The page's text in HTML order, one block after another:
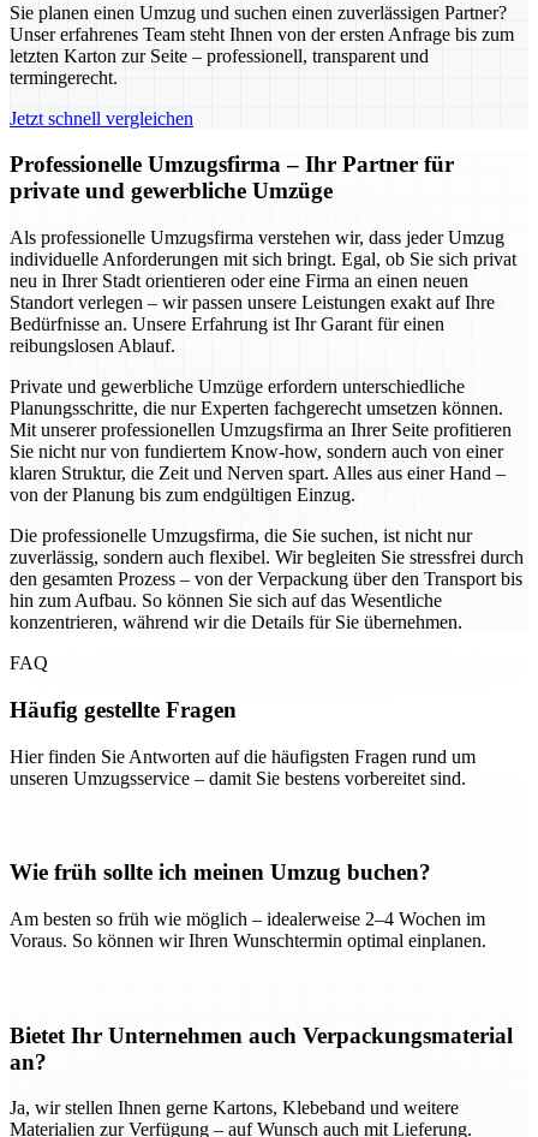
Sie planen einen Umzug und suchen einen zuverlässigen Partner?
Unser erfahrenes Team steht Ihnen von der ersten Anfrage bis zum
letzten Karton zur Seite – professionell, transparent und
termingerecht.
Jetzt schnell vergleichen
Professionelle Umzugsfirma – Ihr Partner für
private und gewerbliche Umzüge
Als professionelle Umzugsfirma verstehen wir, dass jeder Umzug
individuelle Anforderungen mit sich bringt. Egal, ob Sie sich privat
neu in Ihrer Stadt orientieren oder eine Firma an einen neuen
Standort verlegen – wir passen unsere Leistungen exakt auf Ihre
Bedürfnisse an. Unsere Erfahrung ist Ihr Garant für einen
reibungslosen Ablauf.
Private und gewerbliche Umzüge erfordern unterschiedliche
Planungsschritte, die nur Experten fachgerecht umsetzen können.
Mit unserer professionellen Umzugsfirma an Ihrer Seite profitieren
Sie nicht nur von fundiertem Know-how, sondern auch von einer
klaren Struktur, die Zeit und Nerven spart. Alles aus einer Hand –
von der Planung bis zum endgültigen Einzug.
Die professionelle Umzugsfirma, die Sie suchen, ist nicht nur
zuverlässig, sondern auch flexibel. Wir begleiten Sie stressfrei durch
den gesamten Prozess – von der Verpackung über den Transport bis
hin zum Aufbau. So können Sie sich auf das Wesentliche
konzentrieren, während wir die Details für Sie übernehmen.
FAQ
Häufig gestellte Fragen
Hier finden Sie Antworten auf die häufigsten Fragen rund um
unseren Umzugsservice – damit Sie bestens vorbereitet sind.
Wie früh sollte ich meinen Umzug buchen?
Am besten so früh wie möglich – idealerweise 2–4 Wochen im
Voraus. So können wir Ihren Wunschtermin optimal einplanen.
Bietet Ihr Unternehmen auch Verpackungsmaterial
an?
Ja, wir stellen Ihnen gerne Kartons, Klebeband und weitere
Materialien zur Verfügung – auf Wunsch auch mit Lieferung.